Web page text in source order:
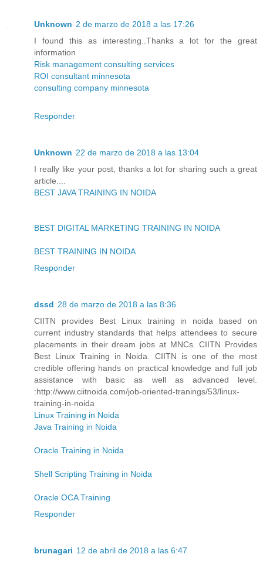
Unknown 2 de marzo de 2018 a las 17:26
I found this as interesting..Thanks a lot for the great
information
Risk management consulting services
ROI consultant minnesota
consulting company minnesota
Responder
Unknown 22 de marzo de 2018 a las 13:04
I really like your post, thanks a lot for sharing such a great
article....
BEST JAVA TRAINING IN NOIDA
BEST DIGITAL MARKETING TRAINING IN NOIDA
BEST TRAINING IN NOIDA
Responder
dssd 28 de marzo de 2018 a las 8:36
CIITN provides Best Linux training in noida based on
current industry standards that helps attendees to secure
placements in their dream jobs at MNCs. CIITN Provides
Best Linux Training in Noida. CIITN is one of the most
credible offering hands on practical knowledge and full job
assistance with basic as well as advanced level.
:http://www.ciitnoida.com/job-oriented-tranings/53/linux-
training-in-noida
Linux Training in Noida
Java Training in Noida
Oracle Training in Noida
Shell Scripting Training in Noida
Oracle OCA Training
Responder
brunagari 12 de abril de 2018 a las 6:47